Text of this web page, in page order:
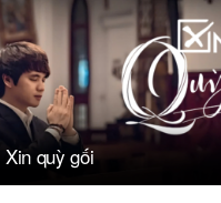
Xin quỳ gối